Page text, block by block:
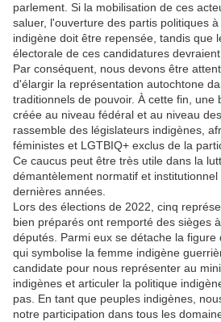
parlement. Si la mobilisation de ces
saluer, l'ouverture des partis politiques
indigène doit être repensée, tandis que
électorale de ces candidatures
Par conséquent, nous devons être
d'élargir la représentation autochtone
traditionnels de pouvoir. À cette fin, une
créée au niveau fédéral et au niveau
rassemble des législateurs indigènes,
féministes et LGTBIQ+ exclus de la
Ce caucus peut être très utile dans la
démantèlement normatif et
dernières années.
Lors des élections de 2022, cinq
bien préparés ont remporté des sièges
députés. Parmi eux se détache la figure
qui symbolise la femme indigène
candidate pour nous représenter au
indigènes et articuler la politique
pas. En tant que peuples indigènes,
notre participation dans tous les